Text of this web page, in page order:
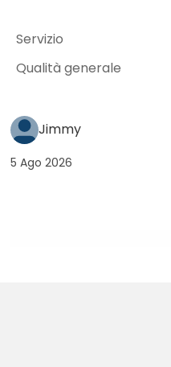
Servizio
Qualità generale
Jimmy
5 Ago 2026